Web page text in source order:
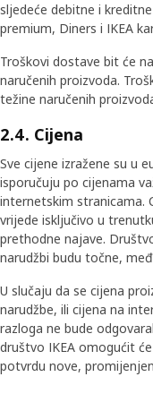
sljedeće debitne i
premium, Diners i IKEA
Troškovi dostave bit će
naručenih proizvoda.
težine naručenih
2.4. Cijena
Sve cijene izražene su u
isporučuju po cijenama
internetskim stranicama.
vrijede isključivo u
prethodne najave.
narudžbi budu točne,
U slučaju da se cijena
narudžbe, ili cijena na
razloga ne bude
društvo IKEA omogućit
potvrdu nove,